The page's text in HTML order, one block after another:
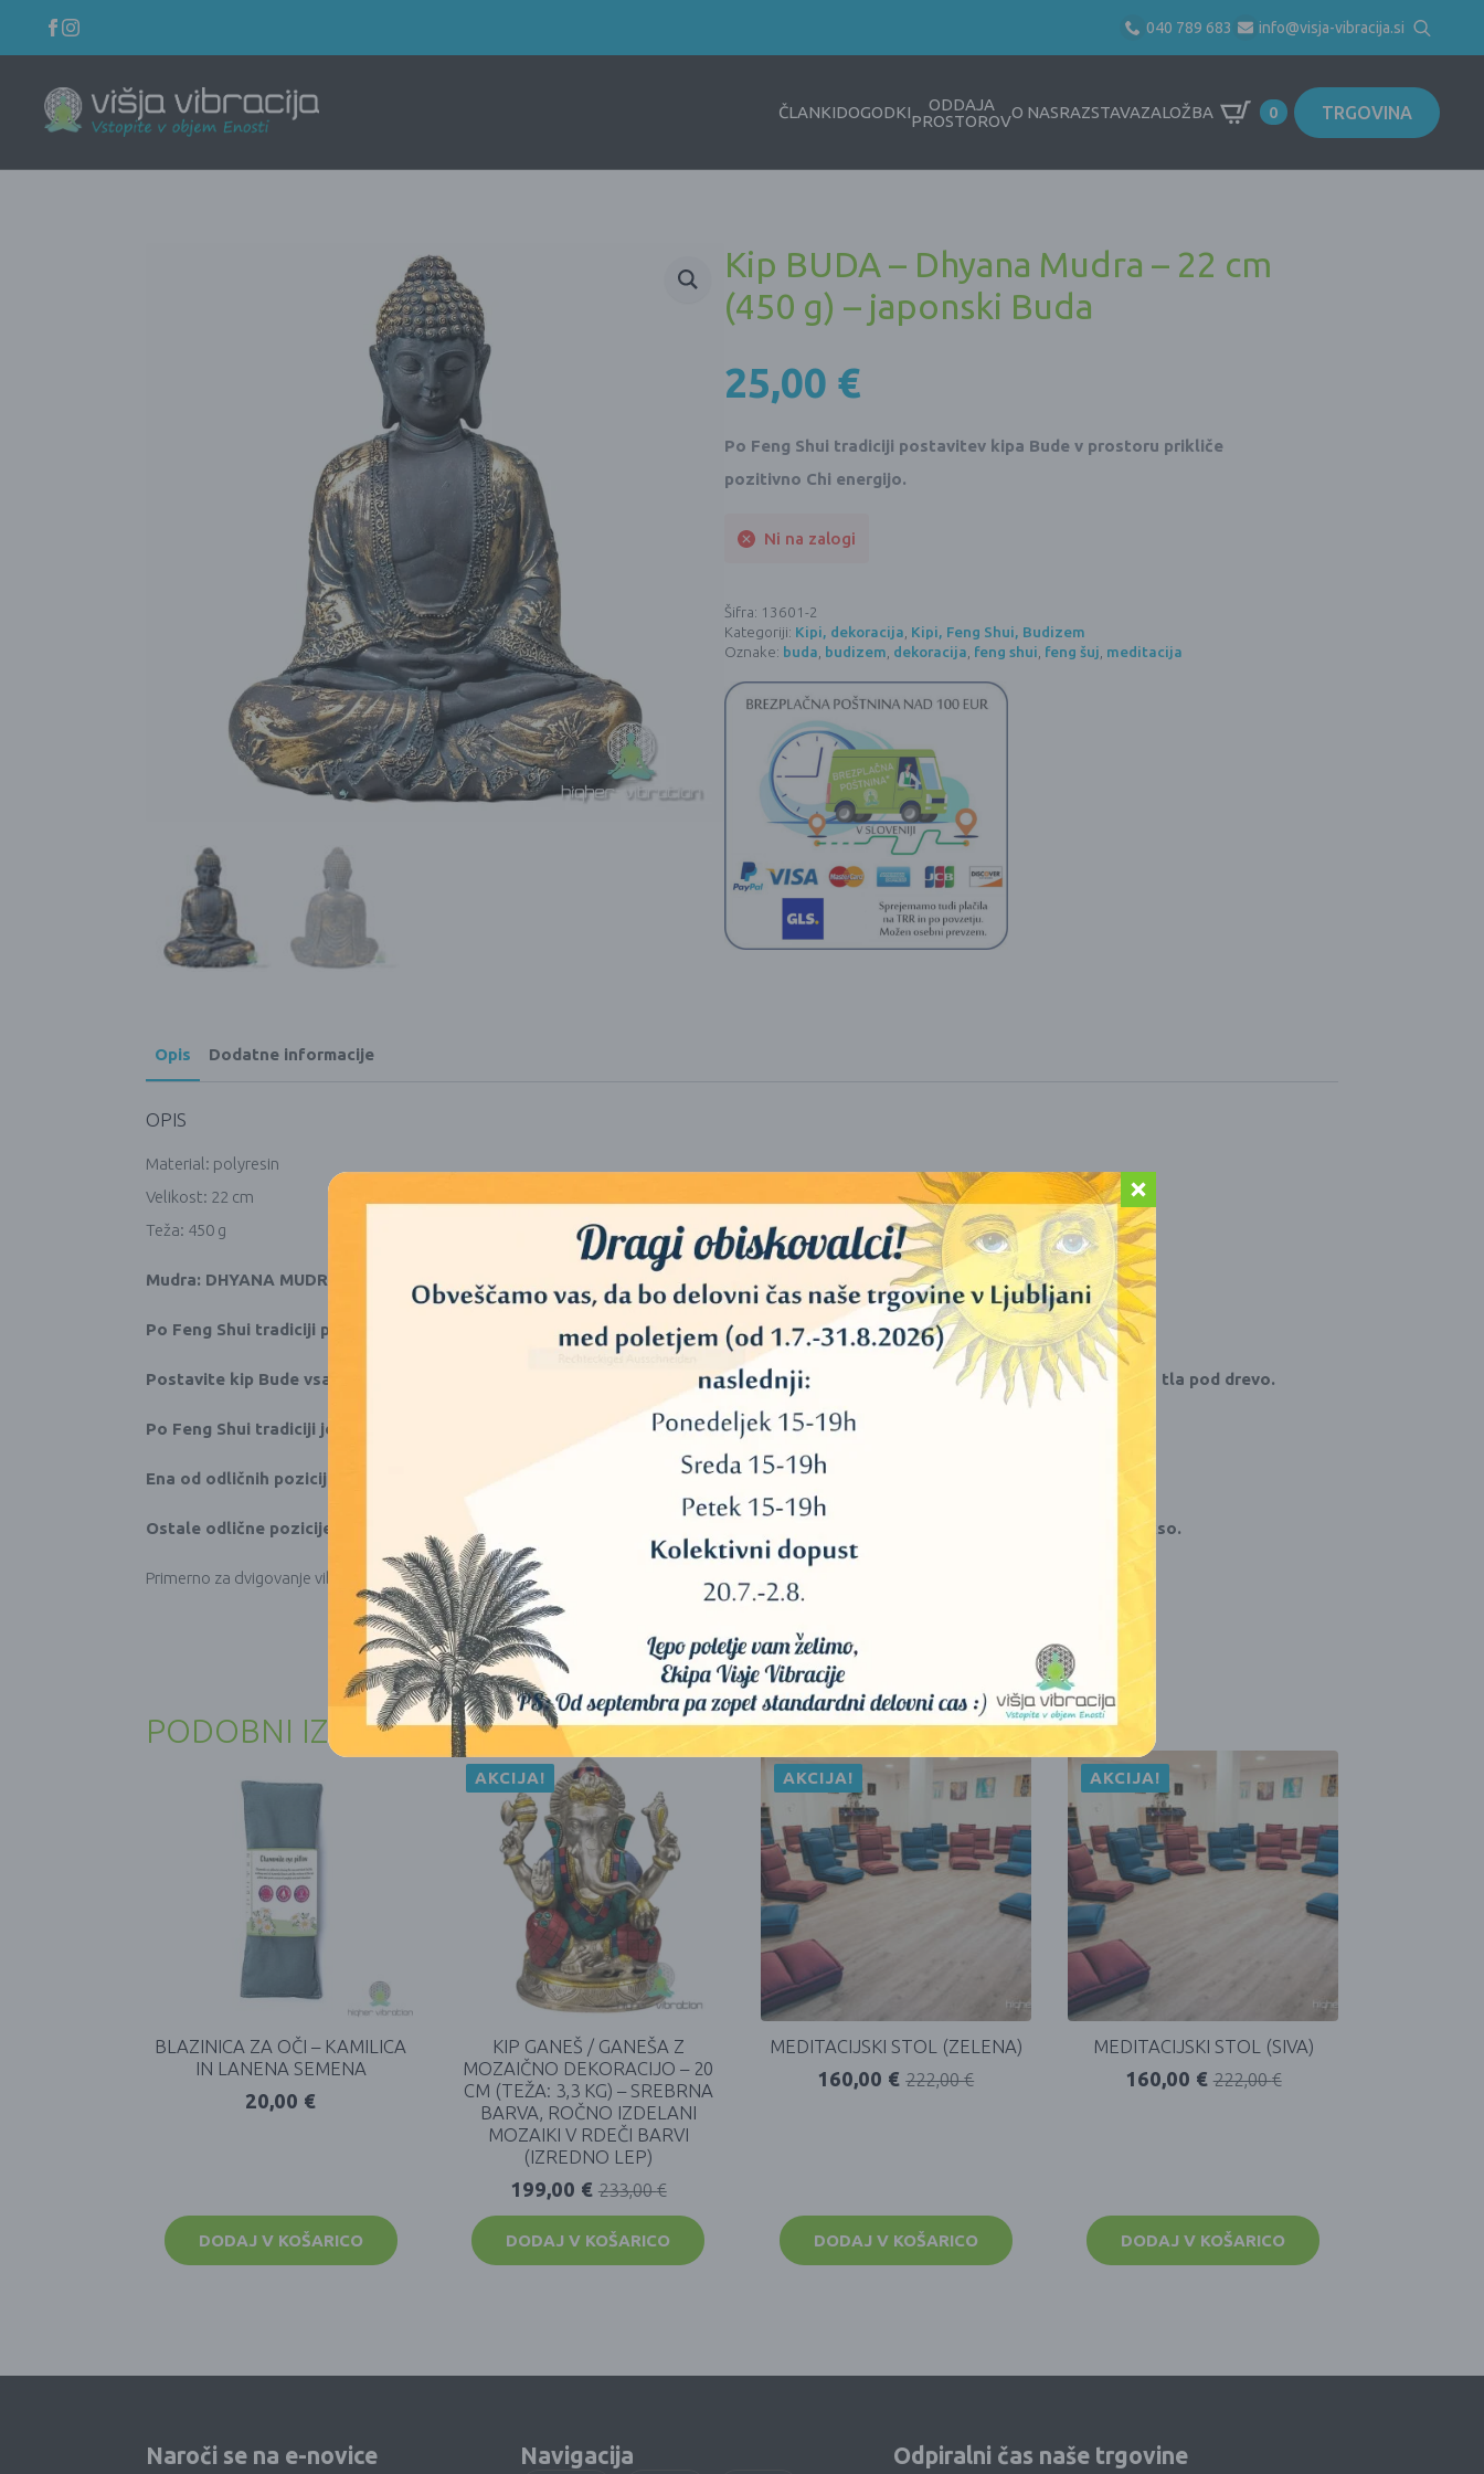
040 789 683 info@visja-vibracija.si
Search
for:
ČLANKIDOGODKI
ODDAJA
PROSTOROVO NASRAZSTAVAZALOŽBA 0 TRGOVINA
Kip BUDA – Dhyana Mudra – 22 cm
(450 g) – japonski Buda
25,00 €
Po Feng Shui tradiciji postavitev kipa Bude v prostoru prikliče
pozitivno Chi energijo.
Ni na zalogi
Šifra: 13601-2
Kategoriji: Kipi, dekoracija, Kipi, Feng Shui, Budizem
Oznake: buda, budizem, dekoracija, feng shui, feng šuj, meditacija
Opis Dodatne informacije
OPIS
Material: polyresin
Velikost: 22 cm
Teža: 450 g
Mudra: DHYANA MUDRA za meditacijo – postavite v prostor za meditacijo.
Po Feng Shui tradiciji postavitev kipa Bude v prostoru prikliče pozitivno Chi energijo
Postavite kip Bude vsaj v višini oči, saj drugače ni spoštljivo. Vsekakor pa ne postavite kipa nižje od 75 cm višine od tal. Ali na tla pod drevo.
Po Feng Shui tradiciji je priporočljivo postaviti kip Bude nasproti vhodnih vrat, na višini vsaj 75 cm.
Ena od odličnih pozicij za postavitev kipa Bude je v dvevni sobi, nasproti vhoda.
Ostale odlične pozicije za kip Bude po Feng Shui-ju so: miza za učenje, v pisarni, na oltarju, v centru za jogo ali duhovno prakso.
Primerno za dvigovanje vibracije v prostoru, za oltarje, meditacije.
PODOBNI IZDELKI
BLAZINICA ZA OČI – KAMILICA
IN LANENA SEMENA
20,00 €
DODAJ V KOŠARICO
AKCIJA!
KIP GANEŠ / GANEŠA Z
MOZAIČNO DEKORACIJO – 20
CM (TEŽA: 3,3 KG) – SREBRNA
BARVA, ROČNO IZDELANI
MOZAIKI V RDEČI BARVI
(IZREDNO LEP)
233,00€
199,00 €
DODAJ V KOŠARICO
AKCIJA!
MEDITACIJSKI STOL (ZELENA)
222,00€
160,00 €
DODAJ V KOŠARICO
AKCIJA!
MEDITACIJSKI STOL (SIVA)
222,00€
160,00 €
DODAJ V KOŠARICO
Naroči se na e-novice Navigacija Odpiralni čas naše trgovine